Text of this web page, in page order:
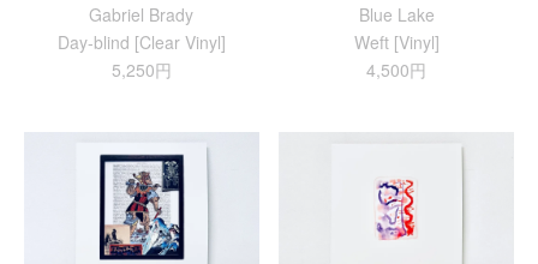
Gabriel Brady
Day-blind [Clear Vinyl]
5,250円
Blue Lake
Weft [Vinyl]
4,500円